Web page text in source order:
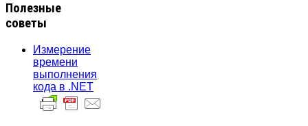
Полезные
советы
Измерение
времени
выполнения
кода в .NET